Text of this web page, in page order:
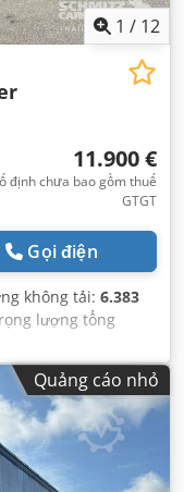
1 / 12
11.900 €
định chưa bao gồm thuế
GTGT
Gọi điện
không tải: 6.383
lượng tổng
13.620 mm,
cao khoang
chứa hàng: 93 m³,
xe:385/65 R22,5
, Thiết bị:
Quảng cáo nhỏ